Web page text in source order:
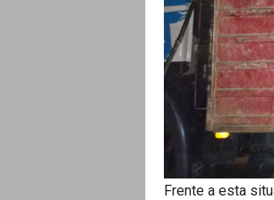
Frente a esta